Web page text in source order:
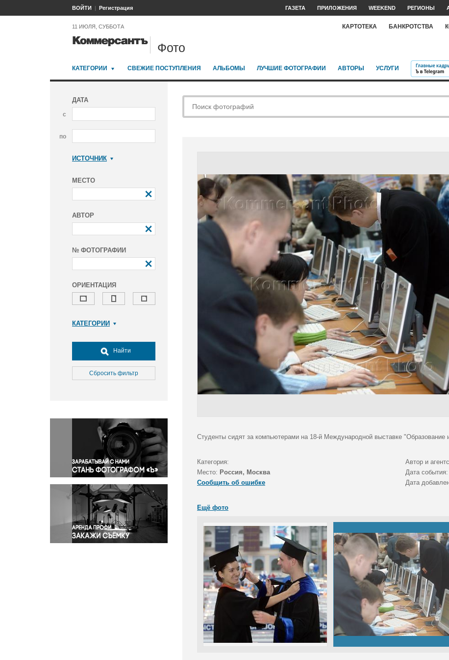
ВОЙТИ Регистрация ГАЗЕТА ПРИЛОЖЕНИЯ WEEKEND РЕГИОНЫ
11 ИЮЛЯ, СУББОТА КАРТОТЕКА БАНКРОТСТВА
Фото
КАТЕГОРИИ СВЕЖИЕ ПОСТУПЛЕНИЯ АЛЬБОМЫ ЛУЧШИЕ ФОТОГРАФИИ АВТОРЫ УСЛУГИ
ДАТА
с
по
ИСТОЧНИК
МЕСТО
АВТОР
№ ФОТОГРАФИИ
ОРИЕНТАЦИЯ
КАТЕГОРИИ
Досуг, туризм и отдых
Культура
Медицина
Окружающая среда
Политика
Правосудие
Происшествия и конфликты
Религия
Светская жизнь
Спорт
Экология
Экономика и бизнес
Найти
Сбросить фильтр
Студенты сидят за компьютерами на 18-й Международной выставке "Образование
Категория: Автор и
Место: Россия, Москва Дата события:
Сообщить об ошибке
Дата
Ещё фото